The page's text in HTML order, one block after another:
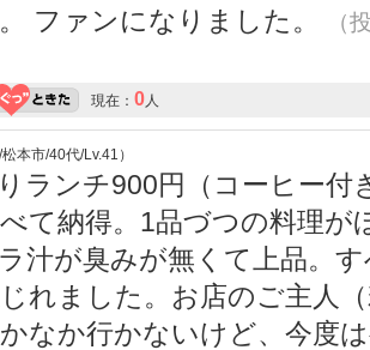
ファンになりました。
（
現在： 0人
本市/40代/Lv.41）
ランチ900円（コーヒー
て納得。1品づつの料理が
汁が臭みが無くて上品。
れました。お店のご主人
なか行かないけど、今度